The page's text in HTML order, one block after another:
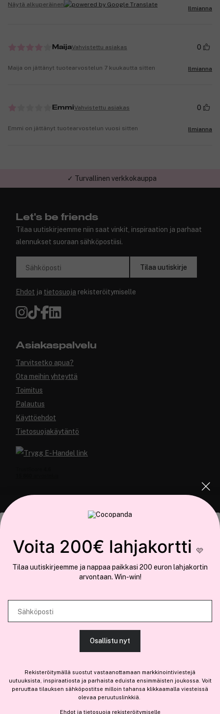
Tämä sivusto käyttää evästeitä
Käytämme evästeitä tarjoamamme sisällön ja mainosten
räätälöimiseen, sosiaalisen median ominaisuuksien tukemiseen ja
käytät sivustoamme. Kumppanimme voivat yhdistää näitä tietoja muihin
Näytä alkuperäinen
Ilmianna
MaijaVahvistettu asiakas 0
Maija on jättänyt tuotearvostelun 7 kuukautta sitten Ilmianna
EmmiVahvistettu asiakas 0
Emmi on jättänyt tuotearvostelun vuosi sitten Ilmianna
✓ Turvallinen verkkokauppa
Let's be friends
Tilaa uutiskirjeemme niin saat vinkit, inspiraation ja parhaat
alennukset suoraan sähköpostiisi.
Sähköposti Tilaa uutiskirje
Ehdot ja tietosuoja rekisteröitymiselle
Asiakaspalvelu
Tarvitsetko apua?
Ota meihin yhteyttä
Toimitus
Palautus
Käyttöehdot
Tietosuojakäytäntö
Meistä
Olemme osaBrandsdal Group AS
Jos haluat henkilökohtaista neuvoa ammattitason hiustuotteista,
Voita 200€ lahjakortti 🩷
Tilaa uutiskirjeemme ja nappaa paikkasi 200 euron lahjakortin
arvontaan. Win-win!
Sähköposti
Osallistu nyt
Rekisteröitymällä suostut vastaanottamaan markkinointiviestejä
uutuuksista, inspiraatiosta ja parhaista eduista ensimmäisten joukossa. Voit
peruuttaa tilauksen sähköpostitse milloin tahansa klikkaamalla viesteissä
olevaa peruutuslinkkiä.
Ehdotja tietosuoja rekisteröitymiselle